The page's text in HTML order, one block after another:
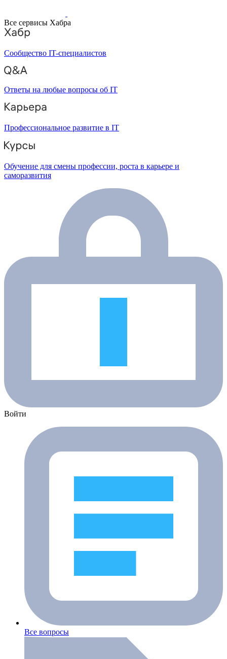
Все сервисы Хабра
Сообщество IT-специалистов
Ответы на любые вопросы об IT
Профессиональное развитие в IT
Обучение для смены профессии, роста в карьере и
саморазвития
Войти
Все вопросы